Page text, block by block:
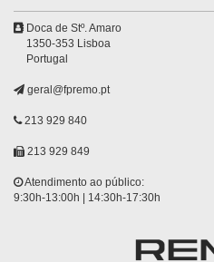
Doca de Stº. Amaro
1350-353 Lisboa
Portugal
geral@fpremo.pt
213 929 840
213 929 849
Atendimento ao público:
9:30h-13:00h | 14:30h-17:30h